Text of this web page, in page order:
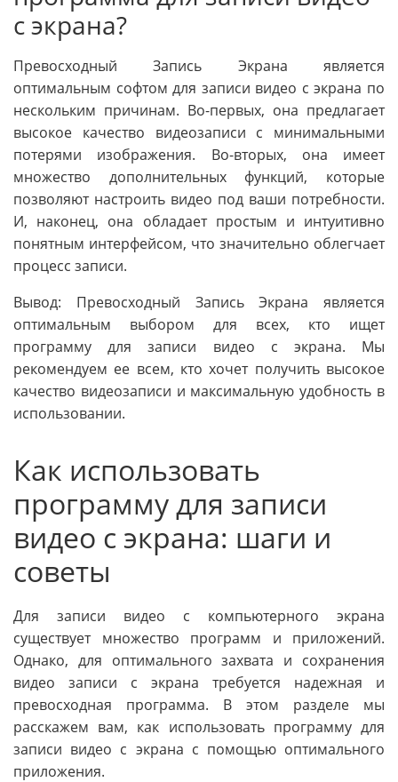
с экрана?
Превосходный Запись Экрана является
оптимальным софтом для записи видео с экрана по
нескольким причинам. Во-первых, она предлагает
высокое качество видеозаписи с минимальными
потерями изображения. Во-вторых, она имеет
множество дополнительных функций, которые
позволяют настроить видео под ваши потребности.
И, наконец, она обладает простым и интуитивно
понятным интерфейсом, что значительно облегчает
процесс записи.
Вывод: Превосходный Запись Экрана является
оптимальным выбором для всех, кто ищет
программу для записи видео с экрана. Мы
рекомендуем ее всем, кто хочет получить высокое
качество видеозаписи и максимальную удобность в
использовании.
Как использовать
программу для записи
видео с экрана: шаги и
советы
Для записи видео с компьютерного экрана
существует множество программ и приложений.
Однако, для оптимального захвата и сохранения
видео записи с экрана требуется надежная и
превосходная программа. В этом разделе мы
расскажем вам, как использовать программу для
записи видео с экрана с помощью оптимального
приложения.